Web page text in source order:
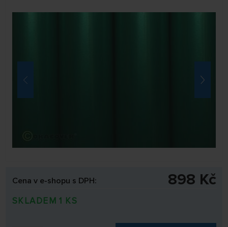
Cena v e-shopu s DPH: 898 Kč
SKLADEM 1 KS